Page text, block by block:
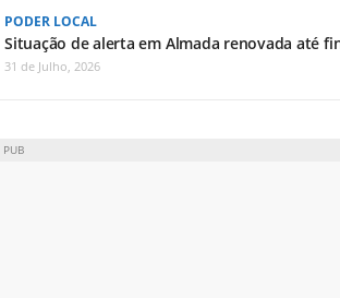
PODER LOCAL
Situação de alerta em Almada renovada até
31 de Julho, 2026
PUB